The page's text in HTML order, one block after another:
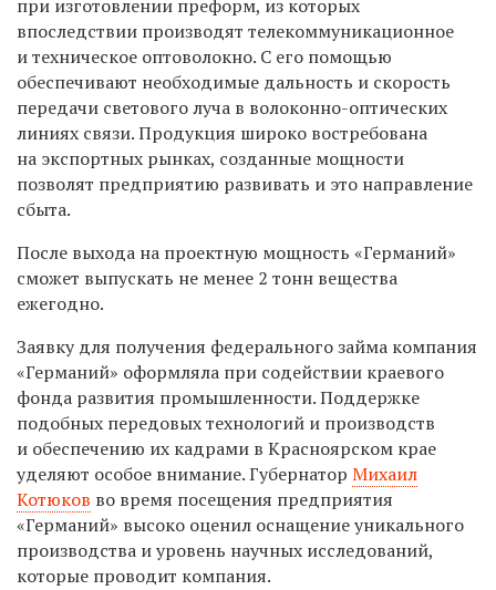
при изготовлении преформ, из которых
впоследствии производят телекоммуникационное
и техническое оптоволокно. С его помощью
обеспечивают необходимые дальность и скорость
передачи светового луча в волоконно-оптических
линиях связи. Продукция широко востребована
на экспортных рынках, созданные мощности
позволят предприятию развивать и это направление
сбыта.
После выхода на проектную мощность «Германий»
сможет выпускать не менее 2 тонн вещества
ежегодно.
Заявку для получения федерального займа компания
«Германий» оформляла при содействии краевого
фонда развития промышленности. Поддержке
подобных передовых технологий и производств
и обеспечению их кадрами в Красноярском крае
уделяют особое внимание. Губернатор Михаил
Котюков во время посещения предприятия
«Германий» высоко оценил оснащение уникального
производства и уровень научных исследований,
которые проводит компания.